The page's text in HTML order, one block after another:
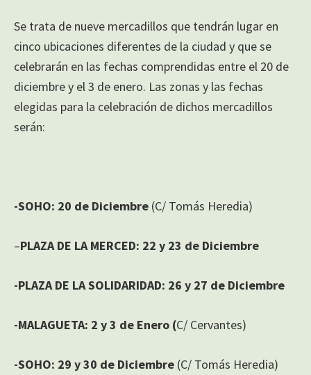
Se trata de nueve mercadillos que tendrán lugar en
cinco ubicaciones diferentes de la ciudad y que se
celebrarán en las fechas comprendidas entre el 20 de
diciembre y el 3 de enero. Las zonas y las fechas
elegidas para la celebración de dichos mercadillos
serán:
-SOHO: 20 de Diciembre (C/ Tomás Heredia)
–PLAZA DE LA MERCED: 22 y 23 de Diciembre
-PLAZA DE LA SOLIDARIDAD: 26 y 27 de Diciembre
-MALAGUETA: 2 y 3 de Enero (C/ Cervantes)
-SOHO: 29 y 30 de Diciembre (C/ Tomás Heredia)